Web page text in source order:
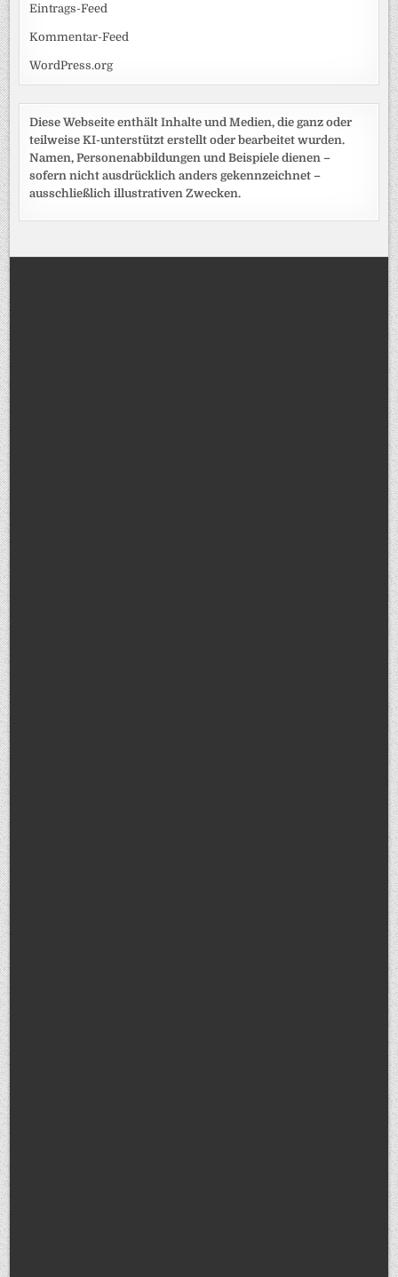
Eintrags-Feed
Kommentar-Feed
WordPress.org
Diese Webseite enthält Inhalte und Medien, die ganz oder
teilweise KI-unterstützt erstellt oder bearbeitet wurden.
Namen, Personenabbildungen und Beispiele dienen –
sofern nicht ausdrücklich anders gekennzeichnet –
ausschließlich illustrativen Zwecken.